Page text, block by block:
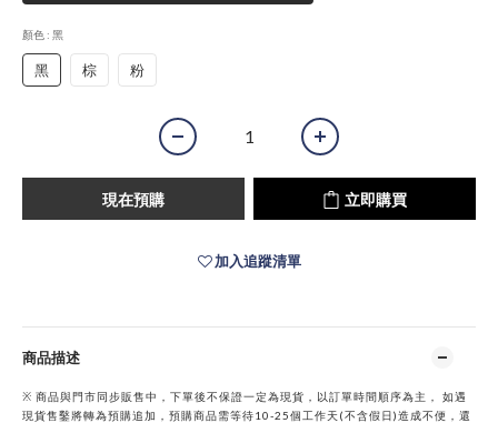
顏色 : 黑
黑 棕 粉
現在預購 立即購買
加入追蹤清單
商品描述
※ 商品與門市同步販售中，下單後不保證一定為現貨，以訂單時間順序為主， 如遇
現貨售鑿將轉為預購追加，預購商品需等待10-25個工作天(不含假日)造成不便，還